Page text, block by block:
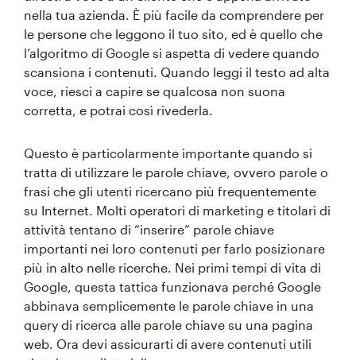
nella tua azienda. È più facile da comprendere per
le persone che leggono il tuo sito, ed è quello che
l’algoritmo di Google si aspetta di vedere quando
scansiona i contenuti. Quando leggi il testo ad alta
voce, riesci a capire se qualcosa non suona
corretta, e potrai così rivederla.
Questo è particolarmente importante quando si
tratta di utilizzare le parole chiave, ovvero parole o
frasi che gli utenti ricercano più frequentemente
su Internet. Molti operatori di marketing e titolari di
attività tentano di “inserire” parole chiave
importanti nei loro contenuti per farlo posizionare
più in alto nelle ricerche. Nei primi tempi di vita di
Google, questa tattica funzionava perché Google
abbinava semplicemente le parole chiave in una
query di ricerca alle parole chiave su una pagina
web. Ora devi assicurarti di avere contenuti utili